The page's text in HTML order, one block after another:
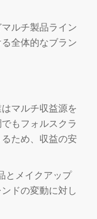
ルチ製品ライン
全体的なブラン
マルチ収益源を
もフォルスクラ
ため、収益の安
とメイクアップ
ドの変動に対し